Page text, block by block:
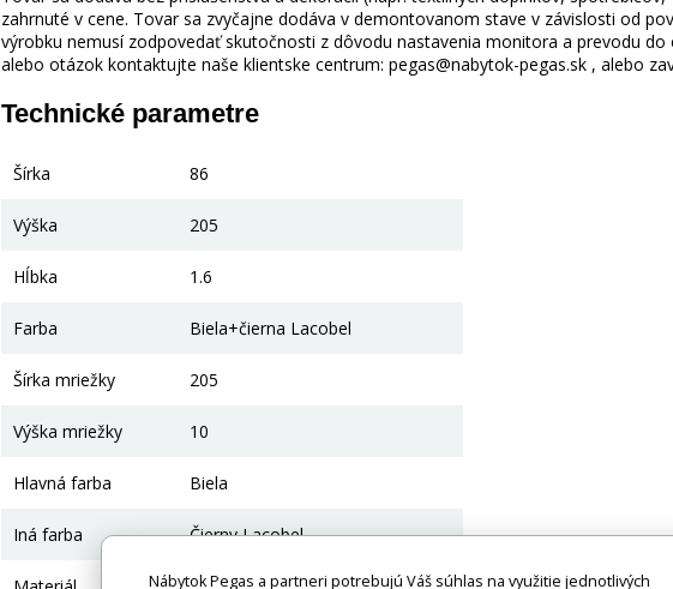
zahrnuté v cene. Tovar sa zvyčajne dodáva v demontovanom stave v závislosti od
výrobku nemusí zodpovedať skutočnosti z dôvodu nastavenia monitora a prevodu
alebo otázok kontaktujte naše klientske centrum: pegas@nabytok-pegas.sk , alebo
Technické parametre
Šírka 86
Výška 205
Hĺbka 1.6
Farba Biela+čierna Lacobel
Šírka mriežky 205
Výška mriežky 10
Hlavná farba Biela
Iná farba Čierny Lacobel
Nábytok Pegas a partneri potrebujú Váš súhlas na využitie jednotlivých